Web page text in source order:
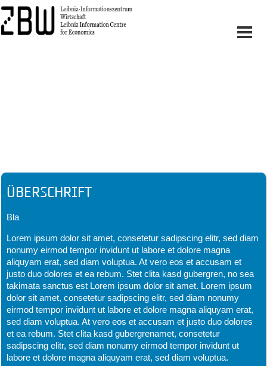
Überschrift
Bla
Lorem ipsum dolor sit amet, consetetur sadipscing elitr, sed diam
nonumy eirmod tempor invidunt ut labore et dolore magna
aliquyam erat, sed diam voluptua. At vero eos et accusam et
justo duo dolores et ea rebum. Stet clita kasd gubergren, no sea
takimata sanctus est Lorem ipsum dolor sit amet. Lorem ipsum
dolor sit amet, consetetur sadipscing elitr, sed diam nonumy
eirmod tempor invidunt ut labore et dolore magna aliquyam erat,
sed diam voluptua. At vero eos et accusam et justo duo dolores
et ea rebum. Stet clita kasd gubergrenamet, consetetur
sadipscing elitr, sed diam nonumy eirmod tempor invidunt ut
labore et dolore magna aliquyam erat, sed diam voluptua.